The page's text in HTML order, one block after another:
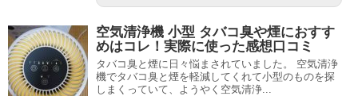
空気清浄機 小型 タバコ臭や煙におすす
めはコレ！実際に使った感想口コミ
タバコ臭と煙に日々悩まされていました。 空気清浄
機でタバコ臭と煙を軽減してくれて小型のものを探
しまくっていて、ようやく空気清浄...